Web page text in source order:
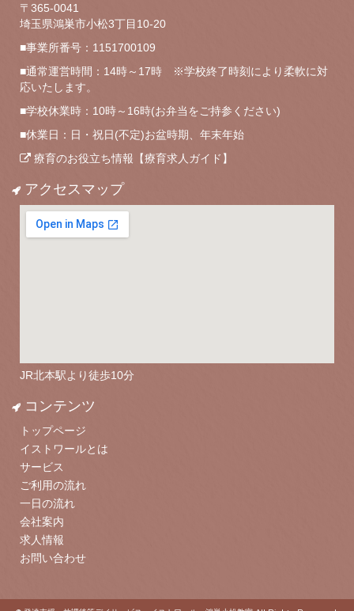
〒365-0041
埼玉県鴻巣市小松3丁目10-20
■事業所番号：1151700109
■通常運営時間：14時～17時 ※学校終了時刻により柔軟に対
応いたします。
■学校休業時：10時～16時(お弁当をご持参ください)
■休業日：日・祝日(不定)お盆時期、年末年始
療育のお役立ち情報【療育求人ガイド】
アクセスマップ
JR北本駅より徒歩10分
コンテンツ
トップページ
イストワールとは
サービス
ご利用の流れ
一日の流れ
会社案内
求人情報
お問い合わせ